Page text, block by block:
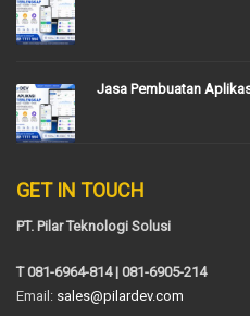
Jasa Pembuatan
GET IN TOUCH
PT. Pilar Teknologi Solusi
T 081-6964-814 | 081-6905-214
Email: sales@pilardev.com